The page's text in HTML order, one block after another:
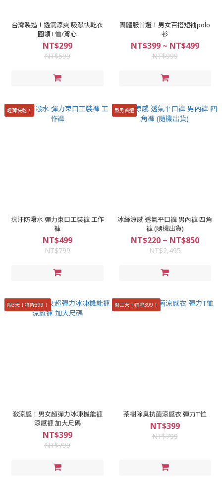
台灣製造！透氣涼爽 吸濕快乾衣
圓領T恤/背心
NT$299
NT$599
團體服首選！男女百搭短袖polo
衫
NT$399 ~ NT$499
NT$999
輕薄快乾！
抗汙防潑水 彈力束口工裝褲 工作
褲
NT$499
NT$799
型男首選
冰絲涼感 透氣平口褲 男內褲 四角
褲 (隨機出貨)
NT$220 ~ NT$850
NT$2,495
限3天！特降399！
激涼感！男女超彈力冰凍機能褲
涼感褲 加大尺碼
NT$399
NT$799
限三天！特降399！
茶樹除臭抗菌涼感衣 彈力T恤
NT$399
NT$799